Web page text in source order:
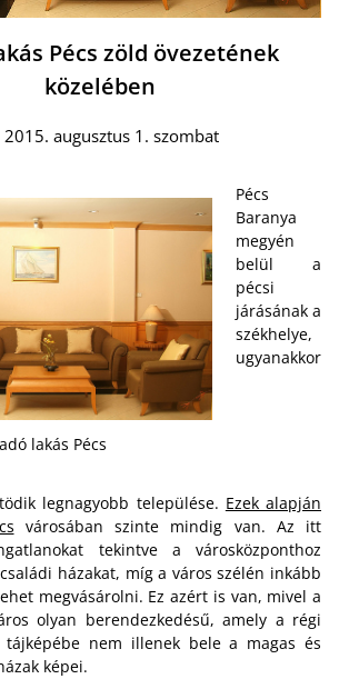
Pécs zöld övezetének
közelében
2015. augusztus 1. szombat
lakás Pécs
Pécs
Baranya
megyén
belül a
pécsi
járásának a
székhelye,
ugyanakkor
legnagyobb települése. Ezek alapján
városában szinte mindig van. Az itt
tekintve a városközponthoz
házakat, míg a város szélén inkább
megvásárolni. Ez azért is van, mivel a
olyan berendezkedésű, amely a régi
nem illenek bele a magas és
képei.